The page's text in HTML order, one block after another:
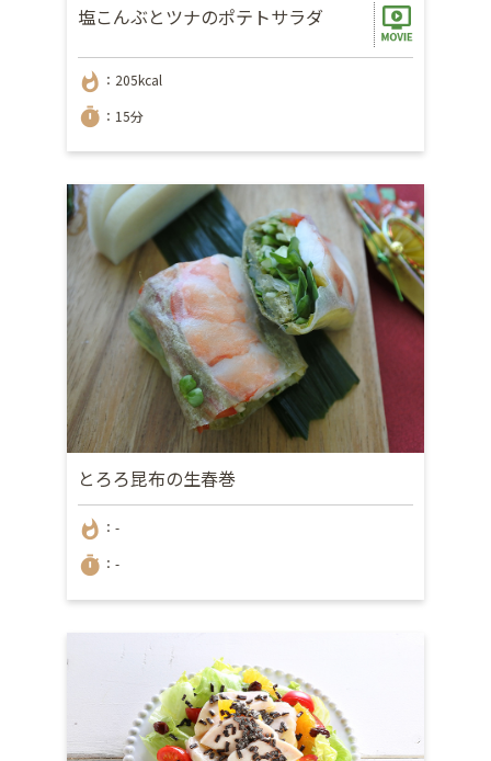
塩こんぶとツナのポテトサラダ
whatshot ：205kcal
timer ：15分
とろろ昆布の生春巻
whatshot ：-
timer ：-